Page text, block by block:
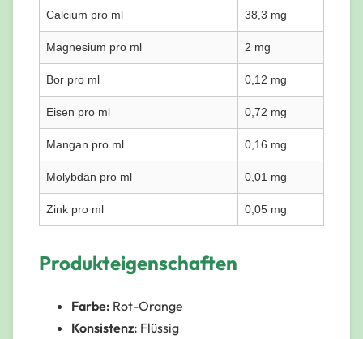
Calcium pro ml 38,3 mg
Magnesium pro ml 2 mg
Bor pro ml 0,12 mg
Eisen pro ml 0,72 mg
Mangan pro ml 0,16 mg
Molybdän pro ml 0,01 mg
Zink pro ml 0,05 mg
Produkteigenschaften
Farbe: Rot-Orange
Konsistenz: Flüssig